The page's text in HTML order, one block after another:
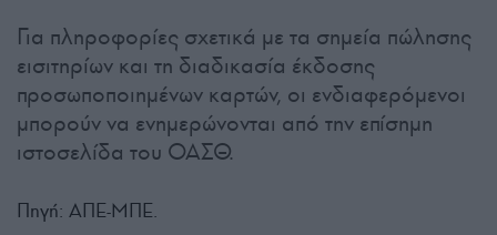
Για πληροφορίες σχετικά με τα σημεία πώλησης
εισιτηρίων και τη διαδικασία έκδοσης
προσωποποιημένων καρτών, οι ενδιαφερόμενοι
μπορούν να ενημερώνονται από την επίσημη
ιστοσελίδα του ΟΑΣΘ.
Πηγή: ΑΠΕ-ΜΠΕ.